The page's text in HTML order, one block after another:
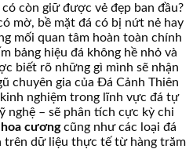
còn giữ được vẻ đẹp ban đầu?
mờ, bề mặt đá có bị nứt nẻ hay
mối quan tâm hoàn toàn chính
bảng hiệu đá không hề nhỏ và
biết rõ những gì mình sẽ nhận
chuyên gia của Đá Cảnh Thiên
nghiệm trong lĩnh vực đá tự
nghệ – sẽ phân tích cực kỳ chi
cươngcũng như các loại đá
trên dữ liệu thực tế từ hàng trăm